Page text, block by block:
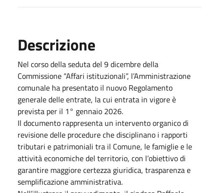
Descrizione
Nel corso della seduta del 9 dicembre della
Commissione “Affari istituzionali”, l’Amministrazione
comunale ha presentato il nuovo Regolamento
generale delle entrate, la cui entrata in vigore è
prevista per il 1° gennaio 2026.
Il documento rappresenta un intervento organico di
revisione delle procedure che disciplinano i rapporti
tributari e patrimoniali tra il Comune, le famiglie e le
attività economiche del territorio, con l’obiettivo di
garantire maggiore certezza giuridica, trasparenza e
semplificazione amministrativa.